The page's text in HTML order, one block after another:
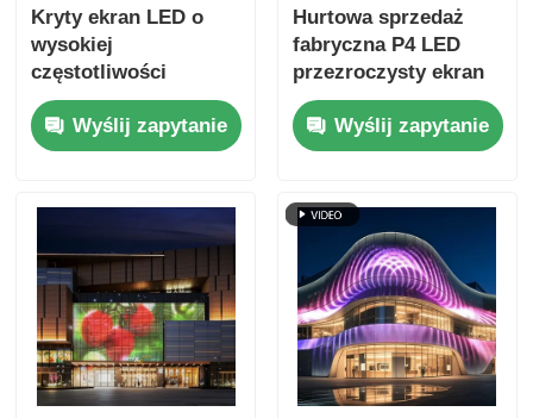
Kryty ekran LED o
wysokiej
częstotliwości
odświeżania P5 z
przezroczystą folią
Konfigurowalny
pikselowy do reklam
Wyślij zapytanie
Hurtowa sprzedaż
fabryczna P4 LED
przezroczysty ekran
szklany do witryn
sklepowych w
centrach handlowych,
Wyślij zapytanie